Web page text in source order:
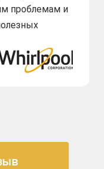
проблемам и
духового
Я был
ремонта, но и